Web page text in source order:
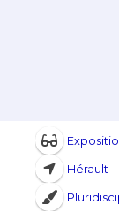
Hérault